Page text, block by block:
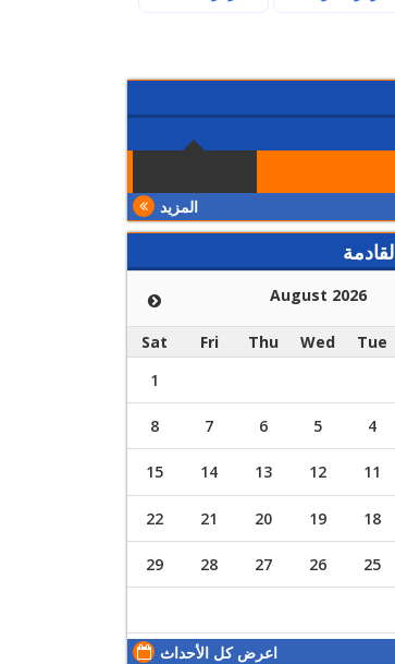
المزيد
August 2026
Tue
Wed
Thu
Fri
Sat
1
4
5
6
7
8
11
12
13
14
15
18
19
20
21
22
25
26
27
28
29
اعرض كل الأحداث